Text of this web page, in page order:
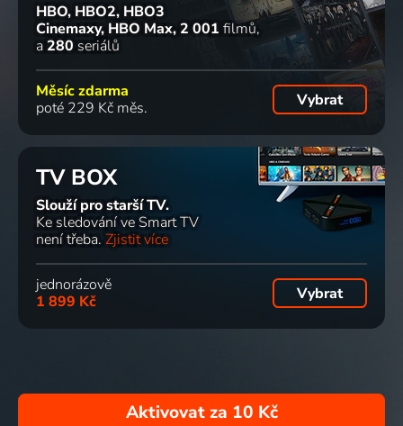
HBO, HBO2, HBO3
Cinemaxy, HBO Max 2 001 filmů
a 280 seriálů
Měsíc zdarma
poté 229 Kč měs.
Vybrat
TV BOX
Slouží pro starší TV.
Ke sledování ve Smart TV
není třeba. Zjistit více
jednorázově
1 899 Kč
Vybrat
Aktivovat za 10 Kč